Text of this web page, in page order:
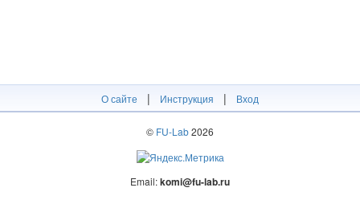
О сайте | Инструкция | Вход
© FU-Lab2026
Email:komi@fu-lab.ru